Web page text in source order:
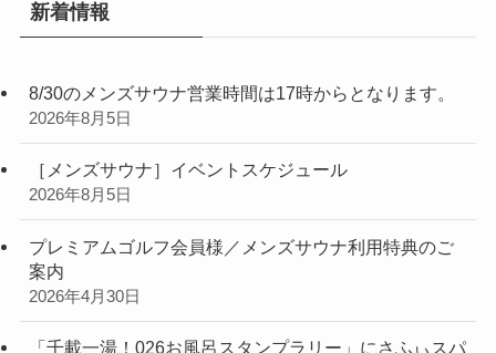
新着情報
8/30のメンズサウナ営業時間は17時からとなります。
2026年8月5日
［メンズサウナ］イベントスケジュール
2026年8月5日
プレミアムゴルフ会員様／メンズサウナ利用特典のご
案内
2026年4月30日
「千載一湯！026お風呂スタンプラリー」にさふぃスパ